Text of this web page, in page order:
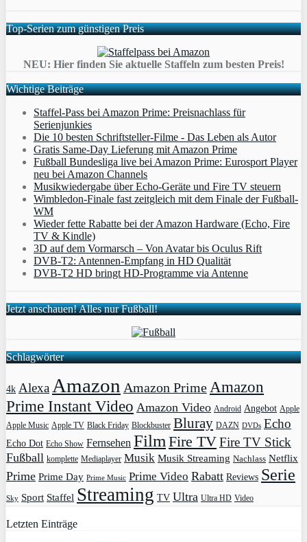
Top-Serien zum günstigen Preis
NEU: Hier finden Sie aktuelle Staffeln zum besten Preis!
Wichtige Beiträge
Staffel-Pass bei Amazon Prime: Preisnachlass für
Serienjunkies
Die 10 besten Schriftsteller-Filme - Das Leben als Autor
Gratis Same-Day Lieferung mit Amazon Prime
Fußball Bundesliga live bei Amazon Prime: Eurosport Player
neu bei Amazon Channels
Musikwiedergabe über Echo-Geräte und Fire TV steuern
Wimbledon-Finale fast zeitgleich mit dem Finale der Fußball-
WM
Wieder fette Rabatte bei der Amazon Hardware (Echo, Fire
TV & Kindle)
3D auf dem Vormarsch – Von Avatar bis Oculus Rift
DVB-T2: Antennen-Empfang in HD Qualität
DVB-T2 HD bringt HD-Programme via Antenne
Jetzt anschauen! Alles nur Fußball!
Schlagwörter
4k AlexaAmazon Amazon PrimeAmazon
Prime Instant Video Amazon Video Android Angebot Apple
Apple Music Apple TV Black Friday Blockbuster Bluray DAZN DVDs Echo
Echo Dot Echo Show Fernsehen FilmFire TVFire TV Stick
Fußball komplette Mediaplayer Musik Musik Streaming Nachlass Netflix
Prime Prime Day Prime Music Prime Video Rabatt Reviews Serie
Sky Sport Staffel Streaming TV Ultra Ultra HD Video
Letzten Einträge